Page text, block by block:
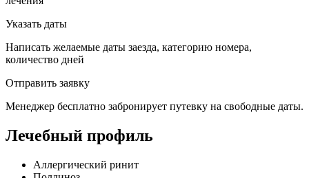
Указать даты
Написать желаемые даты заезда, категорию номера,
количество дней
Отправить заявку
Менеджер бесплатно забронирует путевку на свободные даты.
Лечебный профиль
Аллергический ринит